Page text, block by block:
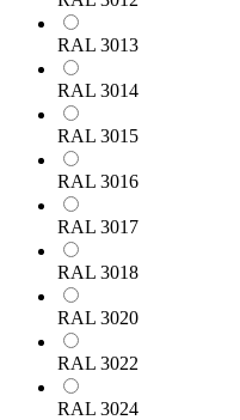
RAL 3013
RAL 3014
RAL 3015
RAL 3016
RAL 3017
RAL 3018
RAL 3020
RAL 3022
RAL 3024